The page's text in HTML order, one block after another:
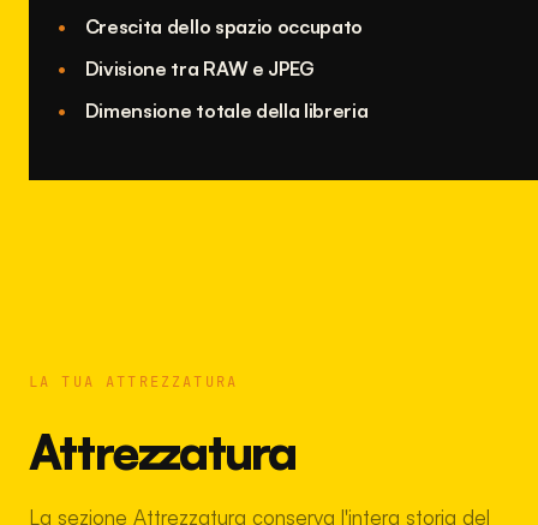
Crescita dello spazio occupato
Divisione tra RAW e JPEG
Dimensione totale della libreria
LA TUA ATTREZZATURA
Attrezzatura
La sezione Attrezzatura conserva l'intera storia del